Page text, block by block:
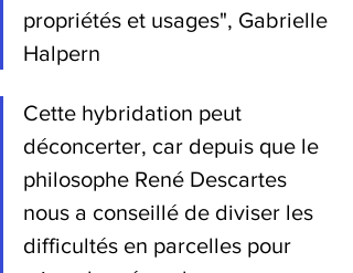
propriétés et usages", Gabrielle
Halpern
Cette hybridation peut
déconcerter, car depuis que le
philosophe René Descartes
nous a conseillé de diviser les
difficultés en parcelles pour